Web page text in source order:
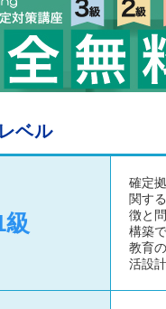
ベル
級
確定
関す
徴と
構築
教育
活設